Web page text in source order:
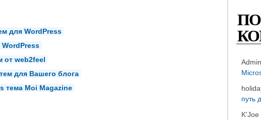
для WordPress
от web2feel
для Вашего блога
тема Moi Magazine
Admin
путь
K'Joe